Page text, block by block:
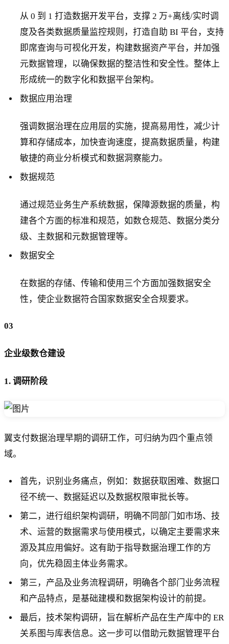
从 0 到 1 打造数据开发平台，支撑 2 万+离线/实时调
度及各类数据质量监控规则，打造自助 BI 平台，支持
即席查询与可视化开发，构建数据资产平台，并加强
元数据管理，以确保数据的整洁性和安全性。整体上
形成统一的数字化和数据平台架构。
数据应用治理
强调数据治理在应用层的实施，提高易用性，减少计
算和存储成本，加快查询速度，提高数据质量，构建
敏捷的商业分析模式和数据洞察能力。
数据规范
通过规范业务生产系统数据，保障源数据的质量，构
建各个方面的标准和规范，如数仓规范、数据分类分
级、主数据和元数据管理等。
数据安全
在数据的存储、传输和使用三个方面加强数据安全
性，使企业数据符合国家数据安全合规要求。
03
企业级数仓建设
1. 调研阶段
翼支付数据治理早期的调研工作，可归纳为四个重点领
域。
首先，识别业务痛点，例如：数据获取困难、数据口
径不统一、数据延迟以及数据权限审批长等。
第二，进行组织架构调研，明确不同部门如市场、技
术、运营的数据需求与使用模式，以确定主要需求来
源及其应用偏好。这有助于指导数据治理工作的方
向，优先稳固主体业务需求。
第三，产品及业务流程调研，明确各个部门业务流程
和产品特点，是基础建模和数据架构设计的前提。
最后，技术架构调研，旨在解析产品在生产库中的 ER
关系图与库表信息。这一步可以借助元数据管理平台